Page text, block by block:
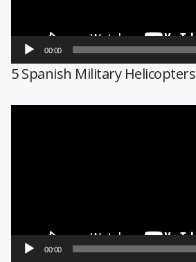
00:00
5 Spanish Military Helicopters
00:00